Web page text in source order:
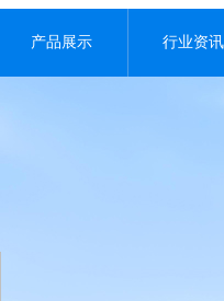
产品展示 行业资讯